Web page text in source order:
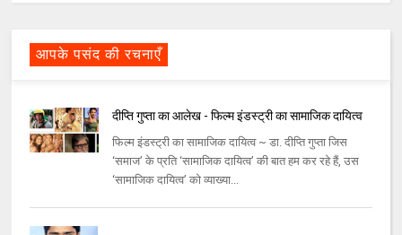
आपके पसंद की रचनाएँ
दीप्ति गुप्ता का आलेख - फिल्म इंडस्ट्री का सामाजिक दायित्व
फिल्म इंडस्ट्री का सामाजिक दायित्व ~ डा. दीप्ति गुप्ता जिस
‘समाज’ के प्रति ‘सामाजिक दायित्व’ की बात हम कर रहे हैं, उस
‘सामाजिक दायित्व’ को व्याख्या...